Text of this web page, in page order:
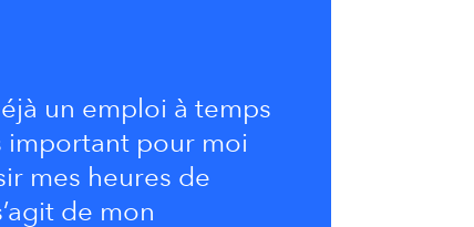
un emploi à temps
important pour moi
mes heures de
de mon